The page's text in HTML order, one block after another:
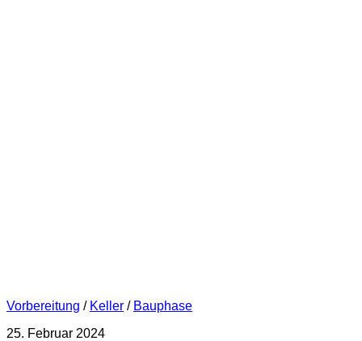
Vorbereitung / Keller / Bauphase
25. Februar 2024